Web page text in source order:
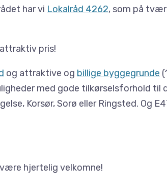
har vi Lokalråd 4262, som på
pris!
og attraktive og billige byggegrunde
med gode tilkørselsforhold til
Korsør, Sorø eller Ringsted. Og
hjertelig velkomne!